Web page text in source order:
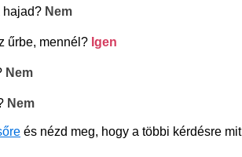
hajad? Nem
űrbe, mennél? Igen
Nem
Nem
és nézd meg, hogy a többi kérdésre